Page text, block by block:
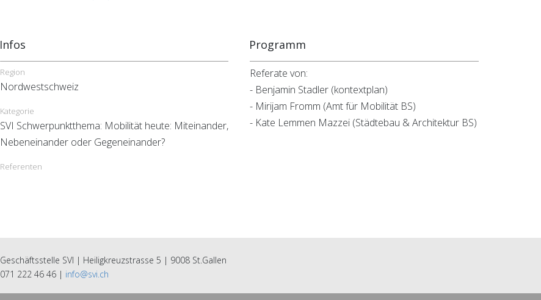
Infos
Region
Nordwestschweiz
Kategorie
SVI Schwerpunktthema: Mobilität heute: Miteinander,
Nebeneinander oder Gegeneinander?
Referenten
Programm
Referate von:
- Benjamin Stadler (kontextplan)
- Mirijam Fromm (Amt für Mobilität BS)
- Kate Lemmen Mazzei (Städtebau & Architektur BS)
Geschäftsstelle SVI | Heiligkreuzstrasse 5 | 9008 St.Gallen
071 222 46 46 | info@svi.ch